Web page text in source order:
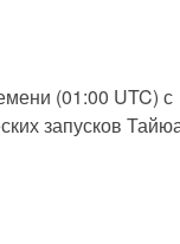
(01:00 UTC) с
запусков